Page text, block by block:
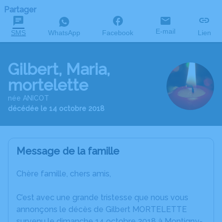
Partager
SMS WhatsApp Facebook E-mail Lien
Gilbert, Maria,
mortelette
née ANICOT
décédée le 14 octobre 2018
Message de la famille
Chère famille, chers amis,
C’est avec une grande tristesse que nous vous
annonçons le décès de Gilbert MORTELETTE